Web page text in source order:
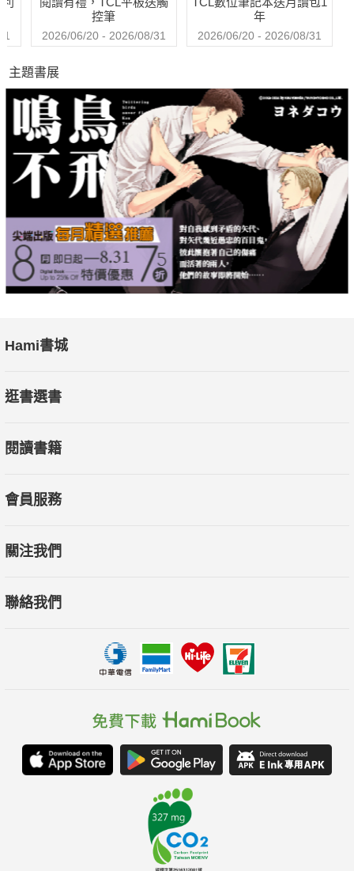
控筆
2026/06/20 - 2026/08/31
年
2026/06/20 - 2026/08/31
主題書展
Hami書城
逛書選書
閱讀書籍
會員服務
關注我們
聯絡我們